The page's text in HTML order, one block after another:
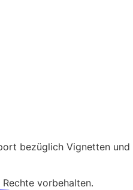
bezüglich Vignetten und
Rechte vorbehalten.